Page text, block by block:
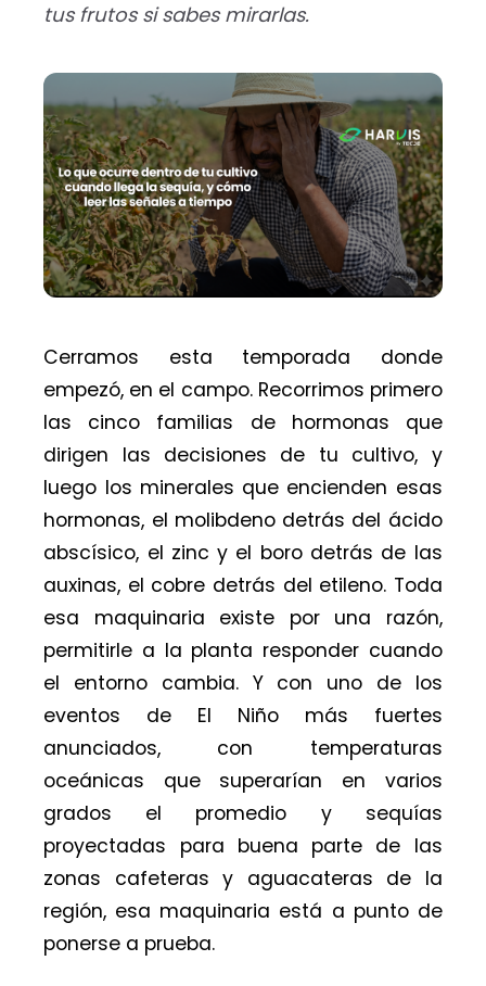
tus frutos si sabes mirarlas.
Cerramos esta temporada donde
empezó, en el campo. Recorrimos primero
las cinco familias de hormonas que
dirigen las decisiones de tu cultivo, y
luego los minerales que encienden esas
hormonas, el molibdeno detrás del ácido
abscísico, el zinc y el boro detrás de las
auxinas, el cobre detrás del etileno. Toda
esa maquinaria existe por una razón,
permitirle a la planta responder cuando
el entorno cambia. Y con uno de los
eventos de El Niño más fuertes
anunciados, con temperaturas
oceánicas que superarían en varios
grados el promedio y sequías
proyectadas para buena parte de las
zonas cafeteras y aguacateras de la
región, esa maquinaria está a punto de
ponerse a prueba.